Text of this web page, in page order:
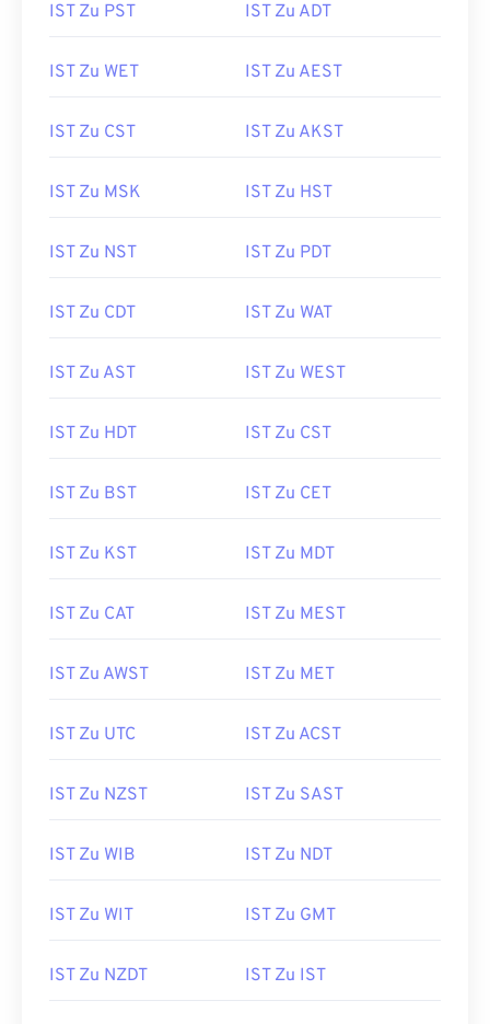
IST Zu PST IST Zu ADT
IST Zu WET IST Zu AEST
IST Zu CST IST Zu AKST
IST Zu MSK IST Zu HST
IST Zu NST IST Zu PDT
IST Zu CDT IST Zu WAT
IST Zu AST IST Zu WEST
IST Zu HDT IST Zu CST
IST Zu BST IST Zu CET
IST Zu KST IST Zu MDT
IST Zu CAT IST Zu MEST
IST Zu AWST IST Zu MET
IST Zu UTC IST Zu ACST
IST Zu NZST IST Zu SAST
IST Zu WIB IST Zu NDT
IST Zu WIT IST Zu GMT
IST Zu NZDT IST Zu IST